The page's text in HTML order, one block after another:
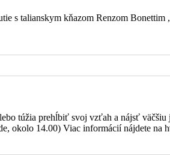
s talianskym kňazom Renzom
túžia prehĺbiť svoj vzťah a nájsť
okolo 14.00) Viac informácií nájdete